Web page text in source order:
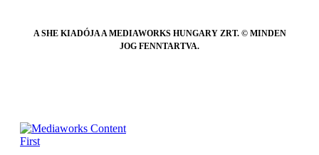
A SHE KIADÓJA A MEDIAWORKS HUNGARY ZRT. © MINDEN
JOG FENNTARTVA.